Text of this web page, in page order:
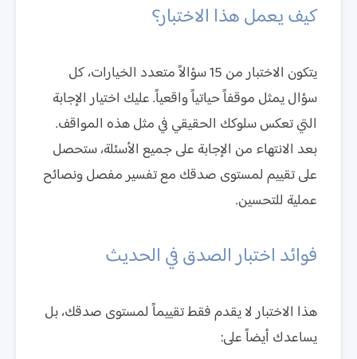
كيف يعمل هذا الاختبار؟
يتكون الاختبار من 15 سؤالاً متعدد الخيارات، كل
سؤال يمثل موقفاً حياتياً واقعياً. عليك اختيار الإجابة
التي تعكس سلوكك الحقيقي في مثل هذه المواقف.
بعد الانتهاء من الإجابة على جميع الأسئلة، ستحصل
على تقييم لمستوى صدقك مع تفسير مفصل ونصائح
عملية للتحسين.
فوائد اختبار الصدق في الحديث
هذا الاختبار لا يقدم فقط تقييماً لمستوى صدقك، بل
يساعدك أيضاً على: